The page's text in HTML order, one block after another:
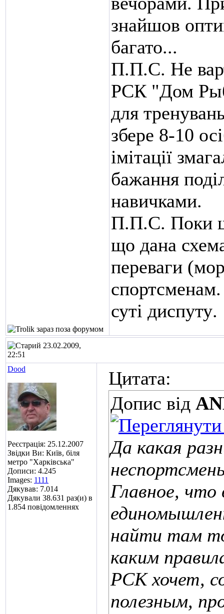
знайшов
багато...
П.П.С. Не
РСК "Дом
для
збере 8-10
імітації
бажання
навичками.
П.П.С. Поки
що дана
переваги
суті диспуту.
23.02.2009,
22:51
Dood
Реєстрація: 25.12.2007
Звідки Ви: Київ, біля
метро "Харківська"
Дописи: 4.245
Images: 1111
Дякував: 7.014
Дякували 38.631 раз(и) в
1.854 повідомленнях
Цитата:
Допис від
Да какая
Главное, что
найти там
каким
РСК хочет,
полезным,